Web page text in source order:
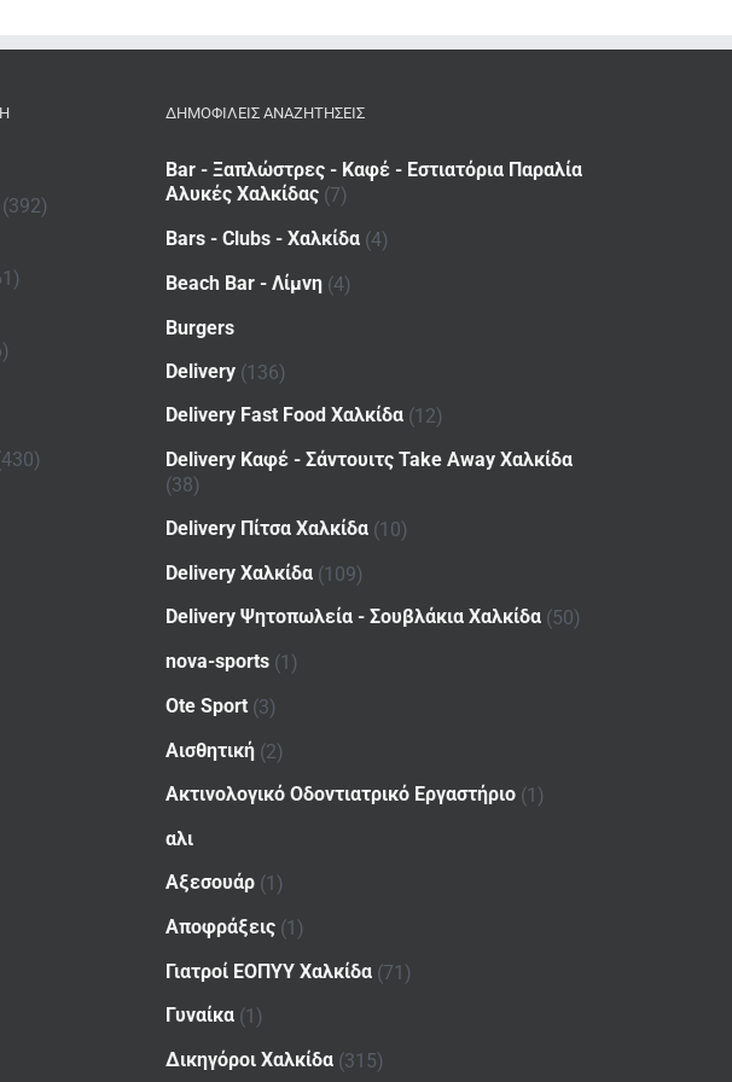
(392)
ΔΗΜΟΦΙΛΕΙΣ ΑΝΑΖΗΤΗΣΕΙΣ
Bar - Ξαπλώστρες - Καφέ - Εστιατόρια Παραλία
Αλυκές Χαλκίδας (7)
Bars - Clubs - Χαλκίδα (4)
Beach Bar - Λίμνη (4)
Burgers
Delivery (136)
Delivery Fast Food Χαλκίδα (12)
Delivery Καφέ - Σάντουιτς Take Away Χαλκίδα
(38)
Delivery Πίτσα Χαλκίδα (10)
Delivery Χαλκίδα (109)
Delivery Ψητοπωλεία - Σουβλάκια Χαλκίδα (50)
nova-sports (1)
Ote Sport (3)
Αισθητική (2)
Ακτινολογικό Οδοντιατρικό Εργαστήριο (1)
αλι
Αξεσουάρ (1)
Αποφράξεις (1)
Γιατροί ΕΟΠΥΥ Χαλκίδα (71)
Γυναίκα (1)
Δικηγόροι Χαλκίδα (315)